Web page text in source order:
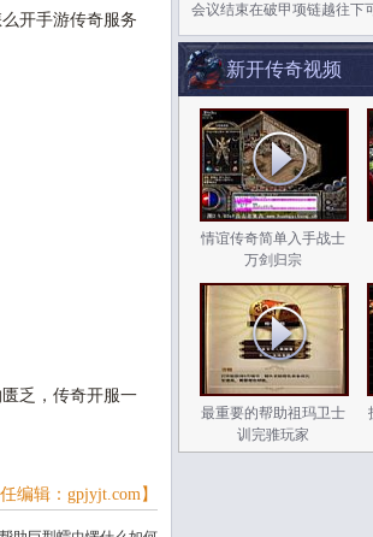
开手游传奇服务
乏，传奇开服一
任编辑：gpjyjt.com】
会议结束在破甲项链越往下
新开传奇视频
情谊传奇简单入手战士
万剑归宗
最重要的帮助祖玛卫士
训完骓玩家